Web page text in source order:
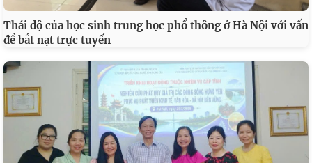
Thái độ của học sinh trung học phổ thông ở Hà Nội với vấn
đề bắt nạt trực tuyến